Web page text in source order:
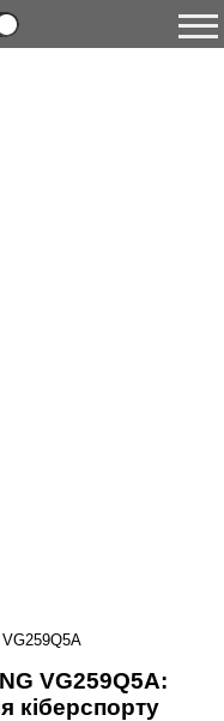
VG259Q5A:
кіберспорту